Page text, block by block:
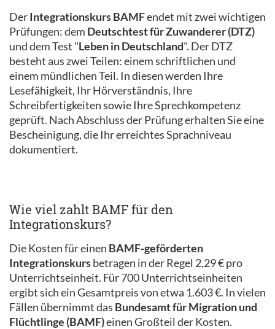
DerIntegrationskurs BAMFendet mit zwei wichtigen
Prüfungen: dem Deutschtest für Zuwanderer (DTZ)
und dem Test "Leben in Deutschland". Der DTZ
besteht aus zwei Teilen: einem schriftlichen und
einem mündlichen Teil. In diesen werden Ihre
Lesefähigkeit, Ihr Hörverständnis, Ihre
Schreibfertigkeiten sowie Ihre Sprechkompetenz
geprüft. Nach Abschluss der Prüfung erhalten Sie eine
Bescheinigung, die Ihr erreichtes Sprachniveau
dokumentiert.
Wie viel zahlt BAMF für den
Integrationskurs?
Die Kosten für einen BAMF-geförderten
Integrationskursbetragen in der Regel 2,29 € pro
Unterrichtseinheit. Für 700 Unterrichtseinheiten
ergibt sich ein Gesamtpreis von etwa 1.603 €. In vielen
Fällen übernimmt das Bundesamt für Migration und
Flüchtlinge (BAMF)einen Großteil der Kosten.